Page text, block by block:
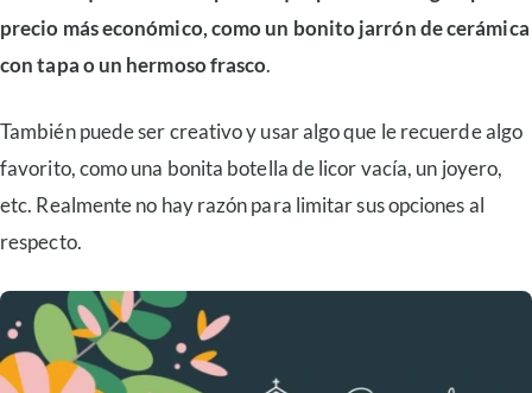
precio más económico, como un bonito jarrón de cerámica
con tapa o un hermoso frasco.
También puede ser creativo y usar algo que le recuerde algo
favorito, como una bonita botella de licor vacía, un joyero,
etc. Realmente no hay razón para limitar sus opciones al
respecto.